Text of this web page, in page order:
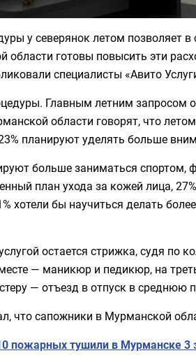
у северянок летом позволяет
готовы повысить эти
специалисты «Авито
Главным летним запросом
области говорят, что
планируют уделять больше
больше заниматься спортом,
план ухода за кожей лица,
хотели бы научиться делать
остается стрижка, судя по
— маникюр и педикюр, на
— отъезд в отпуск в среднюю
что сапожники в Мурманской
пожарных тушили в Мурманске 3